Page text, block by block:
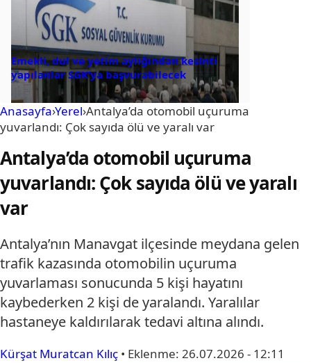
Emekli, dul ve yetim aylığından kesinti
yapılanlar SGK’ya başvurabilecek
Anasayfa›Yerel›Antalya’da otomobil uçuruma
yuvarlandı: Çok sayıda ölü ve yaralı var
Antalya’da otomobil uçuruma
yuvarlandı: Çok sayıda ölü ve yaralı
var
Antalya’nın Manavgat ilçesinde meydana gelen
trafik kazasında otomobilin uçuruma
yuvarlaması sonucunda 5 kişi hayatını
kaybederken 2 kişi de yaralandı. Yaralılar
hastaneye kaldırılarak tedavi altına alındı.
Kürşat Muratcan Kılıç • Eklenme: 26.07.2026 - 12:11